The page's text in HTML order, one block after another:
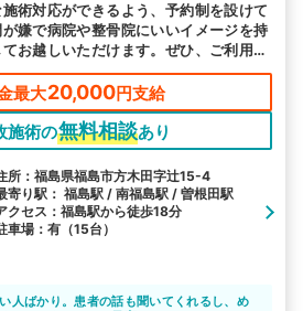
術対応ができるよう、予約制を設けて
嫌で病院や整骨院にいいイメージを持
お越しいただけます。ぜひ、ご利用く
最大20,000円支給
施術の無料相談あり
所：福島県福島市方木田字辻15-4
寄り駅： 福島駅 / 南福島駅 / 曽根田駅
クセス：福島駅から徒歩18分
車場：有（15台）
人ばかり。患者の話も聞いてくれるし、め